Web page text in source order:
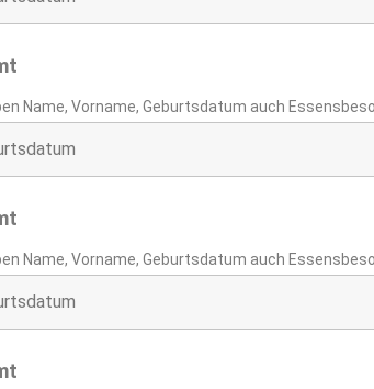
Name, Vorname, Geburtsdatum auch
Name, Vorname, Geburtsdatum auch